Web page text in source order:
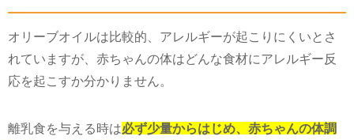
オリーブオイルは比較的、アレルギーが起こりにくいとさ
れていますが、赤ちゃんの体はどんな食材にアレルギー反
応を起こすか分かりません。
離乳食を与える時は必ず少量からはじめ、赤ちゃんの体調